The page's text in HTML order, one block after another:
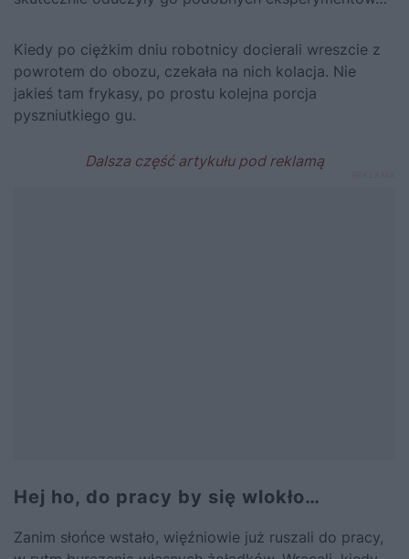
Kiedy po ciężkim dniu robotnicy docierali wreszcie z
powrotem do obozu, czekała na nich kolacja. Nie
jakieś tam frykasy, po prostu kolejna porcja
pyszniutkiego gu.
Hej ho, do pracy by się wlokło…
Zanim słońce wstało, więźniowie już ruszali do pracy,